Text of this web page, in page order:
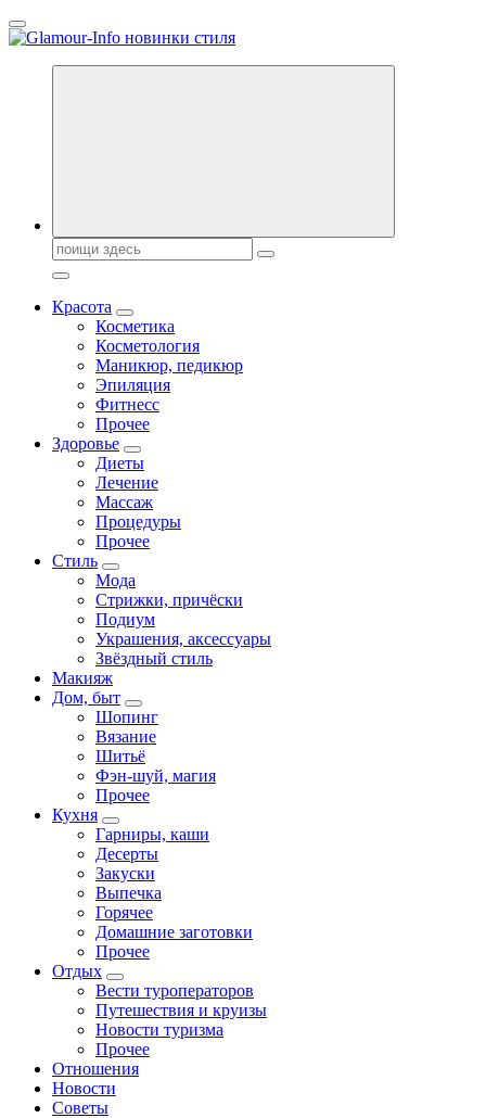
Перейти
к
Секреты молодости, красоты и долголетия. Гламурный журнал
Поиск:
Красота
Косметика
Косметология
Маникюр, педикюр
Эпиляция
Фитнесс
Прочее
Здоровье
Диеты
Лечение
Массаж
Процедуры
Прочее
Стиль
Мода
Стрижки, причёски
Подиум
Украшения, аксессуары
Звёздный стиль
Макияж
Дом, быт
Шопинг
Вязание
Шитьё
Фэн-шуй, магия
Прочее
Кухня
Гарниры, каши
Десерты
Закуски
Выпечка
Горячее
Домашние заготовки
Прочее
Отдых
Вести туроператоров
Путешествия и круизы
Новости туризма
Прочее
Отношения
Новости
Советы